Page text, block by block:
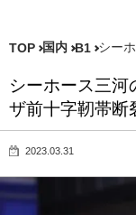
TOP 国内 B1 シー
シーホース三河
ザ前十字靭帯断
2023.03.31